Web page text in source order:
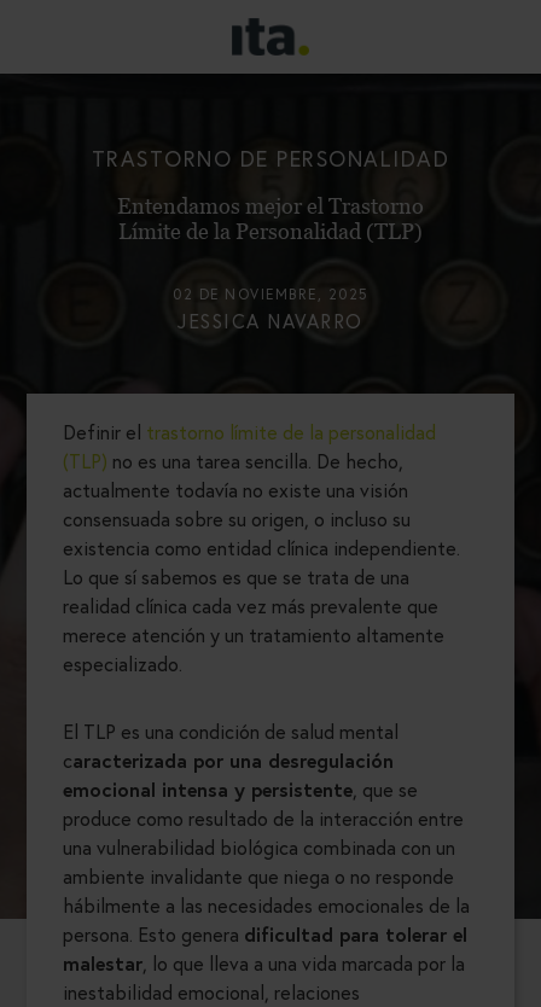
TRASTORNO DE PERSONALIDAD
Entendamos mejor el Trastorno
Límite de la Personalidad (TLP)
02 DE NOVIEMBRE, 2025
JESSICA NAVARRO
Definir el trastorno límite de la personalidad
(TLP) no es una tarea sencilla. De hecho,
actualmente todavía no existe una visión
consensuada sobre su origen, o incluso su
existencia como entidad clínica independiente.
Lo que sí sabemos es que se trata de una
realidad clínica cada vez más prevalente que
merece atención y un tratamiento altamente
especializado.
El TLP es una condición de salud mental
caracterizada por una desregulación
emocional intensa y persistente , que se
produce como resultado de la interacción entre
una vulnerabilidad biológica combinada con un
ambiente invalidante que niega o no responde
hábilmente a las necesidades emocionales de la
persona. Esto genera dificultad para tolerar el
malestar , lo que lleva a una vida marcada por la
inestabilidad emocional, relaciones